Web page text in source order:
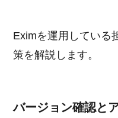
Eximを運用している
策を解説します。
バージョン確認と